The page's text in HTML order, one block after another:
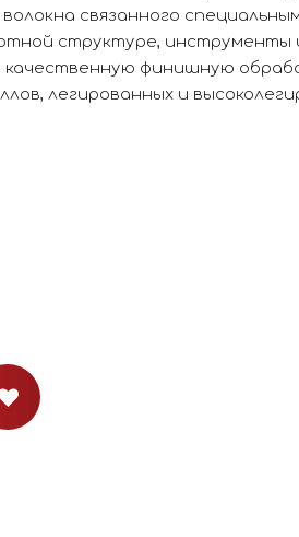
связанного
структуре,
финишную
легированных и